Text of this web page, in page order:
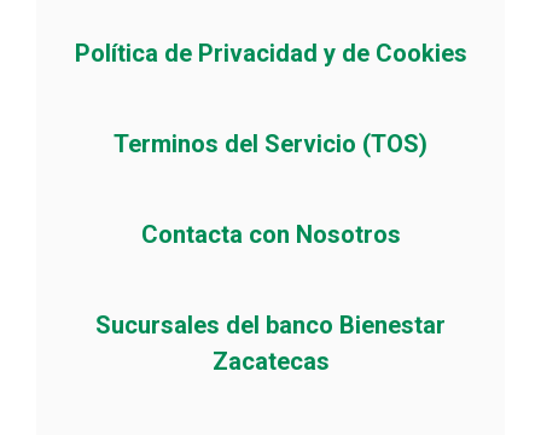
Política de Privacidad y de Cookies
Terminos del Servicio (TOS)
Contacta con Nosotros
Sucursales del banco Bienestar
Zacatecas